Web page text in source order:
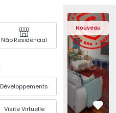
Não Residencial
Développements
Visite Virtuelle
Nouveau
Appartement T3